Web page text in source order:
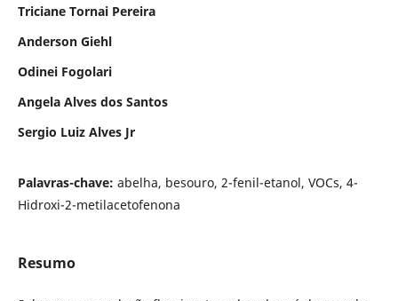
Triciane Tornai Pereira
Anderson Giehl
Odinei Fogolari
Angela Alves dos Santos
Sergio Luiz Alves Jr
Palavras-chave: abelha, besouro, 2-fenil-etanol, VOCs, 4-
Hidroxi-2-metilacetofenona
Resumo